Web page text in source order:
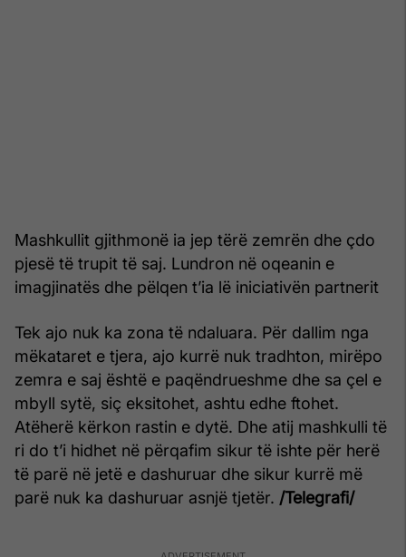
Mashkullit gjithmonë ia jep tërë zemrën dhe çdo
pjesë të trupit të saj. Lundron në oqeanin e
imagjinatës dhe pëlqen t’ia lë iniciativën partnerit
Tek ajo nuk ka zona të ndaluara. Për dallim nga
mëkataret e tjera, ajo kurrë nuk tradhton, mirëpo
zemra e saj është e paqëndrueshme dhe sa çel e
mbyll sytë, siç eksitohet, ashtu edhe ftohet.
Atëherë kërkon rastin e dytë. Dhe atij mashkulli të
ri do t’i hidhet në përqafim sikur të ishte për herë
të parë në jetë e dashuruar dhe sikur kurrë më
parë nuk ka dashuruar asnjë tjetër. /Telegrafi/